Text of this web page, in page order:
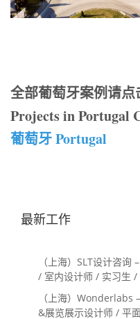
全部葡萄牙案例请点
Projects in Portugal
葡萄牙 Portugal
最新工作
（上海）SLT设计咨
/ 室内设计师 / 实习生 /
目经理/中后期负责人
务体验设计师
（上海）Wonderlabs
&展览展示设计师 / 平